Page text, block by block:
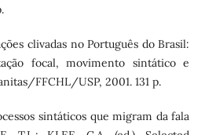
clivadas no Português do Brasil:
focal, movimento sintático e
FFCHL/USP, 2001. 131 p.
sintáticos que migram da fala